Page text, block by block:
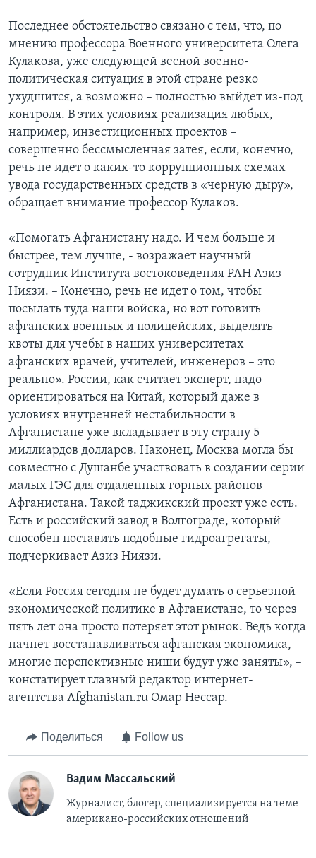
Последнее обстоятельство связано с тем, что, по
мнению профессора Военного университета Олега
Кулакова, уже следующей весной военно-
политическая ситуация в этой стране резко
ухудшится, а возможно – полностью выйдет из-под
контроля. В этих условиях реализация любых,
например, инвестиционных проектов –
совершенно бессмысленная затея, если, конечно,
речь не идет о каких-то коррупционных схемах
увода государственных средств в «черную дыру»,
обращает внимание профессор Кулаков.
«Помогать Афганистану надо. И чем больше и
быстрее, тем лучше, - возражает научный
сотрудник Института востоковедения РАН Азиз
Ниязи. – Конечно, речь не идет о том, чтобы
посылать туда наши войска, но вот готовить
афганских военных и полицейских, выделять
квоты для учебы в наших университетах
афганских врачей, учителей, инженеров – это
реально». России, как считает эксперт, надо
ориентироваться на Китай, который даже в
условиях внутренней нестабильности в
Афганистане уже вкладывает в эту страну 5
миллиардов долларов. Наконец, Москва могла бы
совместно с Душанбе участвовать в создании серии
малых ГЭС для отдаленных горных районов
Афганистана. Такой таджикский проект уже есть.
Есть и российский завод в Волгограде, который
способен поставить подобные гидроагрегаты,
подчеркивает Азиз Ниязи.
«Если Россия сегодня не будет думать о серьезной
экономической политике в Афганистане, то через
пять лет она просто потеряет этот рынок. Ведь когда
начнет восстанавливаться афганская экономика,
многие перспективные ниши будут уже заняты», –
констатирует главный редактор интернет-
агентства Afghanistan.ru Омар Нессар.
Поделиться Follow us
Вадим Массальский
Журналист, блогер, специализируется на теме
американо-российских отношений